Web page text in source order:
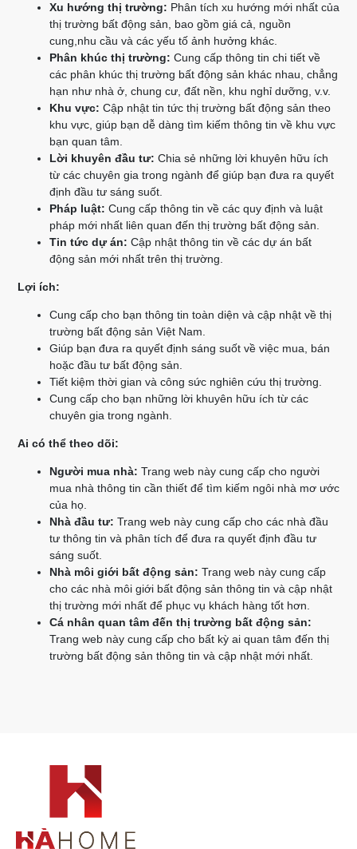
Xu hướng thị trường: Phân tích xu hướng mới nhất của
thị trường bất động sản, bao gồm giá cả, nguồn
cung,nhu cầu và các yếu tố ảnh hưởng khác.
Phân khúc thị trường: Cung cấp thông tin chi tiết về
các phân khúc thị trường bất động sản khác nhau, chẳng
hạn như nhà ở, chung cư, đất nền, khu nghỉ dưỡng, v.v.
Khu vực: Cập nhật tin tức thị trường bất động sản theo
khu vực, giúp bạn dễ dàng tìm kiếm thông tin về khu vực
bạn quan tâm.
Lời khuyên đầu tư: Chia sẻ những lời khuyên hữu ích
từ các chuyên gia trong ngành để giúp bạn đưa ra quyết
định đầu tư sáng suốt.
Pháp luật: Cung cấp thông tin về các quy định và luật
pháp mới nhất liên quan đến thị trường bất động sản.
Tin tức dự án: Cập nhật thông tin về các dự án bất
động sản mới nhất trên thị trường.
Lợi ích:
Cung cấp cho bạn thông tin toàn diện và cập nhật về thị
trường bất động sản Việt Nam.
Giúp bạn đưa ra quyết định sáng suốt về việc mua, bán
hoặc đầu tư bất động sản.
Tiết kiệm thời gian và công sức nghiên cứu thị trường.
Cung cấp cho bạn những lời khuyên hữu ích từ các
chuyên gia trong ngành.
Ai có thể theo dõi:
Người mua nhà: Trang web này cung cấp cho người
mua nhà thông tin cần thiết để tìm kiếm ngôi nhà mơ ước
của họ.
Nhà đầu tư: Trang web này cung cấp cho các nhà đầu
tư thông tin và phân tích để đưa ra quyết định đầu tư
sáng suốt.
Nhà môi giới bất động sản: Trang web này cung cấp
cho các nhà môi giới bất động sản thông tin và cập nhật
thị trường mới nhất để phục vụ khách hàng tốt hơn.
Cá nhân quan tâm đến thị trường bất động sản:
Trang web này cung cấp cho bất kỳ ai quan tâm đến thị
trường bất động sản thông tin và cập nhật mới nhất.